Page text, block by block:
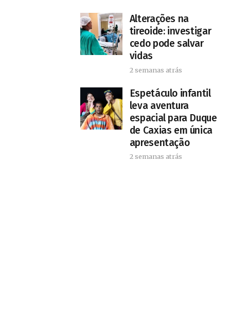
Alterações na
tireoide: investigar
cedo pode salvar
vidas
2 semanas atrás
​Espetáculo infantil
leva aventura
espacial para Duque
de Caxias em única
apresentação
2 semanas atrás